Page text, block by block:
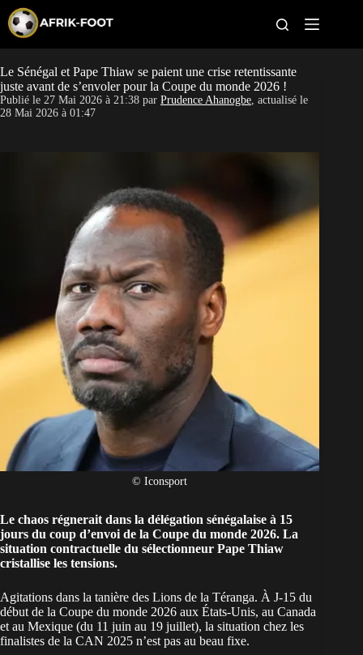
p
t
o
c
o
CAN féminine
Clubs
Classement
Paris sportifs
Le Sénégal et Pape Thiaw se paient une crise retentissante
juste avant de s’envoler pour la Coupe du monde 2026 !
Publié le 27 Mai 2026 à 21:38 par Prudence Ahanogbe, actualisé le
28 Mai 2026 à 01:47
© Iconsport
Le chaos régnerait dans la délégation sénégalaise à 15
jours du coup d’envoi de la Coupe du monde 2026. La
situation contractuelle du sélectionneur Pape Thiaw
cristallise les tensions.
Agitations dans la tanière des Lions de la Téranga. À J-15 du
début de la Coupe du monde 2026 aux États-Unis, au Canada
et au Mexique (du 11 juin au 19 juillet), la situation chez les
finalistes de la CAN 2025 n’est pas au beau fixe.